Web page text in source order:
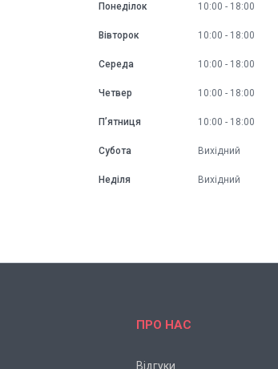
Понеділок 10:00 18:00
Вівторок 10:00 18:00
Середа 10:00 18:00
Четвер 10:00 18:00
Пʼятниця 10:00 18:00
Субота Вихідний
Неділя Вихідний
ПРО НАС
Відгуки